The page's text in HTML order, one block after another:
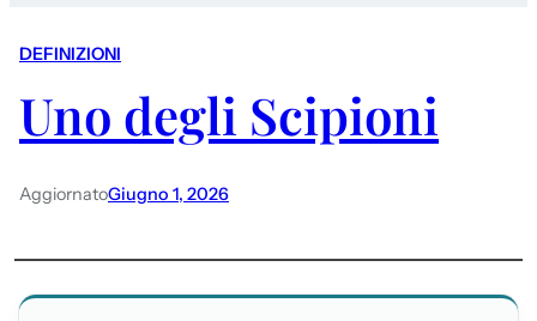
DEFINIZIONI
Uno degli Scipioni
AggiornatoGiugno 1, 2026